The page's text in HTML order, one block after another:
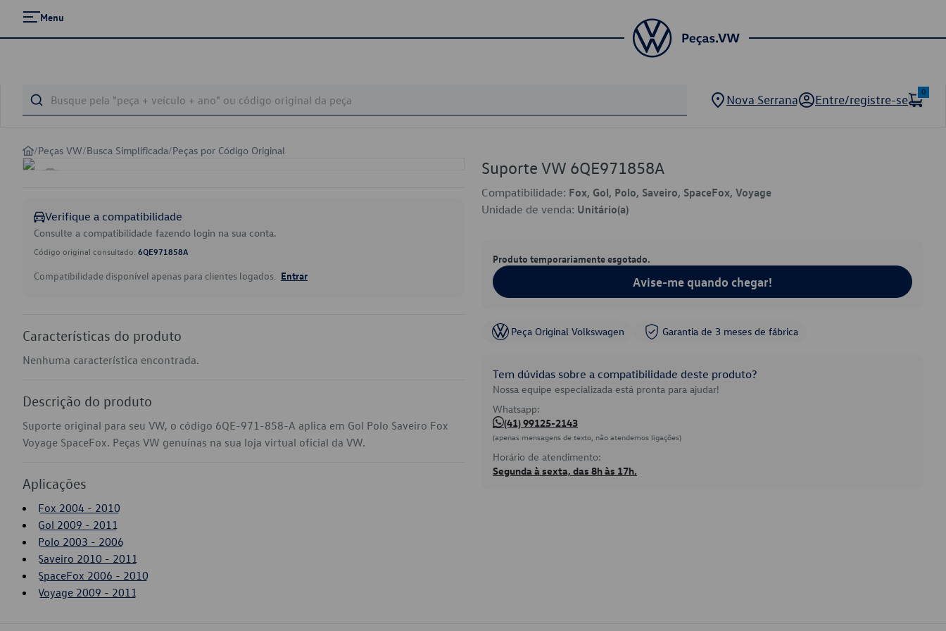
Menu
Nova Serrana Entre/registre-se
0
/Peças VW/Busca Simplificada/Peças por Código Original
Verifique a compatibilidade
Consulte a compatibilidade fazendo login na sua conta.
Código original consultado: 6QE971858A
Compatibilidade disponível apenas para clientes logados. Entrar
Características do produto
Nenhuma característica encontrada.
Descrição do produto
Suporte original para seu VW, o código 6QE-971-858-A aplica em Gol Polo Saveiro Fox
Voyage SpaceFox. Peças VW genuínas na sua loja virtual oficial da VW.
Aplicações
Fox 2004 - 2010
Gol 2009 - 2011
Polo 2003 - 2006
Saveiro 2010 - 2011
SpaceFox 2006 - 2010
Voyage 2009 - 2011
Suporte VW 6QE971858A
Compatibilidade: Fox, Gol, Polo, Saveiro, SpaceFox, Voyage
Unidade de venda: Unitário(a)
Produto temporariamente esgotado.
Avise-me quando chegar!
Peça Original Volkswagen Garantia de 3 meses de fábrica
Tem dúvidas sobre a compatibilidade deste produto?
Nossa equipe especializada está pronta para ajudar!
Whatsapp:
(41) 99125-2143
(apenas mensagens de texto, não atendemos ligações)
Horário de atendimento:
Segunda à sexta, das 8h às 17h.